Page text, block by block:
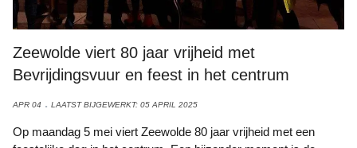
Zeewolde viert 80 jaar vrijheid met
Bevrijdingsvuur en feest in het centrum
APR 04 LAATST BIJGEWERKT: 05 APRIL 2025
Op maandag 5 mei viert Zeewolde 80 jaar vrijheid met een